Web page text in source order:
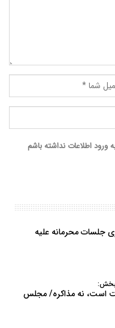
ورود اطلاعات نداشته باشم
جلسات محرمانه علیه
است، نه مذاکره/ مجلس